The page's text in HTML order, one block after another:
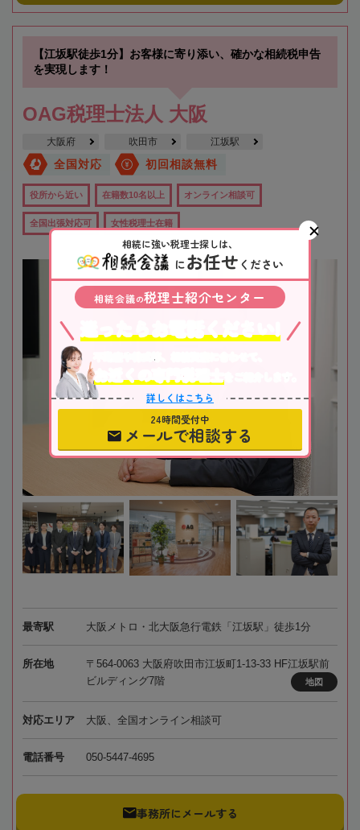
【江坂駅徒歩1分】お客様に寄り添い、確かな相続税申告
を実現します！
OAG税理士法人 大阪
大阪府 吹田市 江坂駅
全国対応 初回相談無料
役所から近い 在籍数10名以上 オンライン相談可
全国出張対応可 女性税理士在籍
最寄駅 大阪メトロ・北大阪急行電鉄「江坂駅」徒歩1分
所在地
〒564-0063 大阪府吹田市江坂町1-13-33 HF江坂駅前
ビルディング7階
地図
対応エリア 大阪、全国オンライン相談可
電話番号 050-5447-4695
事務所にメールする
相続に強い税理士探しは、
にお任せ ください
相続会議の税理士紹介センター
不動産や株式等、相続資産に合わせて、
お近くの専門税理士
をご紹介します。
詳しくはこちら
24時間受付中
メールで相談する